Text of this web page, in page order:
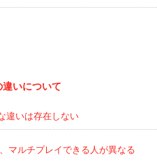
いについて
違いは存在しない
マルチプレイできる人が異なる